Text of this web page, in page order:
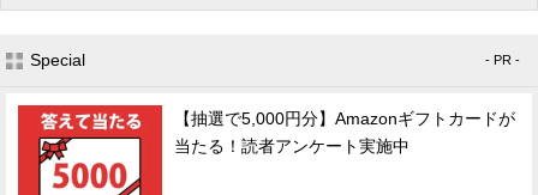
Special - PR -
【抽選で5,000円分】Amazonギフトカードが
当たる！読者アンケート実施中